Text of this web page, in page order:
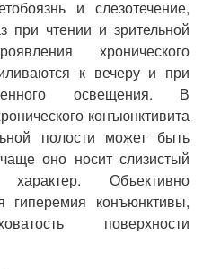
и слезотечение,
при чтении и зрительной
хронического
к вечеру и при
освещения. В
конъюнктивита
полости может быть
оно носит слизистый
Объективно
гиперемия конъюнктивы,
поверхности